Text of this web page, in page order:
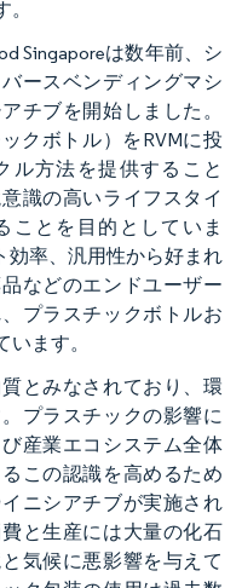
Singaporeは数年前、シ
ースベンディングマシ
チブを開始しました。
クボトル）をRVMに投
ル方法を提供すること
識の高いライフスタイ
ことを目的としていま
効率、汎用性から好まれ
などのエンドユーザー
プラスチックボトルお
ます。
とみなされており、環
プラスチックの影響に
産業エコシステム全体
この認識を高めるため
ニシアチブが実施され
と生産には大量の化石
気候に悪影響を与えて